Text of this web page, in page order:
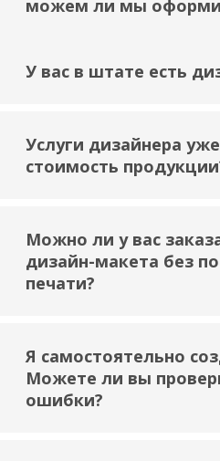
можем ли мы
У вас в штате есть
Услуги дизайнера
стоимость
Можно ли у вас
дизайн-макета без
печати?
Я самостоятельно
Можете ли вы
ошибки?